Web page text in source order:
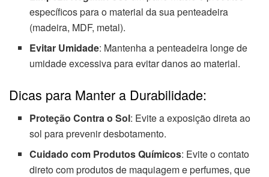
específicos para o material da sua penteadeira
(madeira, MDF, metal).
Evitar Umidade: Mantenha a penteadeira longe de
umidade excessiva para evitar danos ao material.
Dicas para Manter a Durabilidade:
Proteção Contra o Sol: Evite a exposição direta ao
sol para prevenir desbotamento.
Cuidado com Produtos Químicos: Evite o contato
direto com produtos de maquiagem e perfumes, que